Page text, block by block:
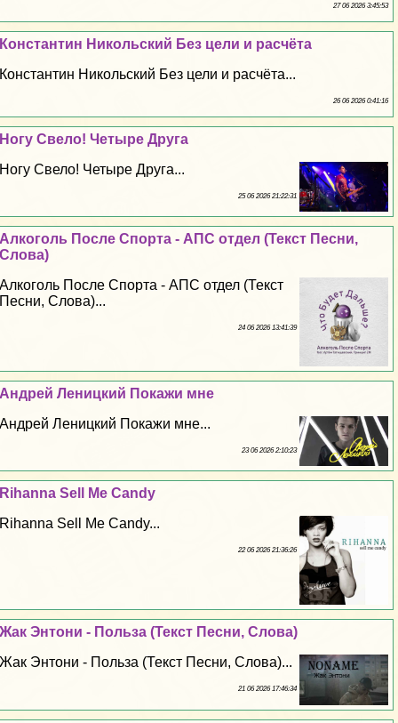
27 06 2026 3:45:53
Константин Никольский Без цели и расчёта
Константин Никольский Без цели и расчёта...
26 06 2026 0:41:16
Ногу Свело! Четыре Друга
Ногу Свело! Четыре Друга...
25 06 2026 21:22:31
Алкоголь После Спорта - АПС отдел (Текст Песни,
Слова)
Алкоголь После Спорта - АПС отдел (Текст
Песни, Слова)...
24 06 2026 13:41:39
Андрей Леницкий Покажи мне
Андрей Леницкий Покажи мне...
23 06 2026 2:10:23
Rihanna Sell Me Candy
Rihanna Sell Me Candy...
22 06 2026 21:36:26
Жак Энтони - Польза (Текст Песни, Слова)
Жак Энтони - Польза (Текст Песни, Слова)...
21 06 2026 17:46:34